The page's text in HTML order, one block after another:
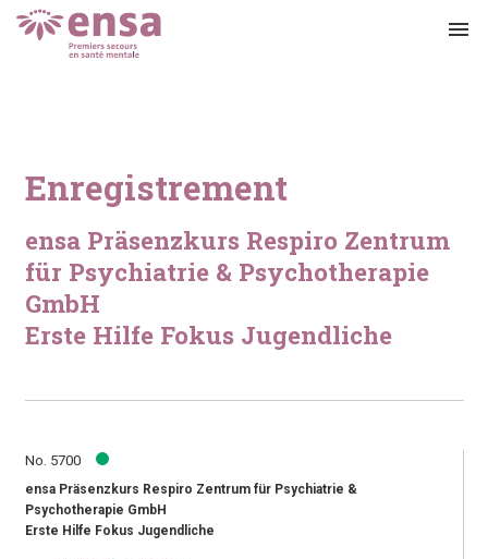
menu
Enregistrement
ensa Präsenzkurs Respiro Zentrum
für Psychiatrie & Psychotherapie
GmbH
Erste Hilfe Fokus Jugendliche
No. 5700
ensa Präsenzkurs Respiro Zentrum für Psychiatrie &
Psychotherapie GmbH
Erste Hilfe Fokus Jugendliche